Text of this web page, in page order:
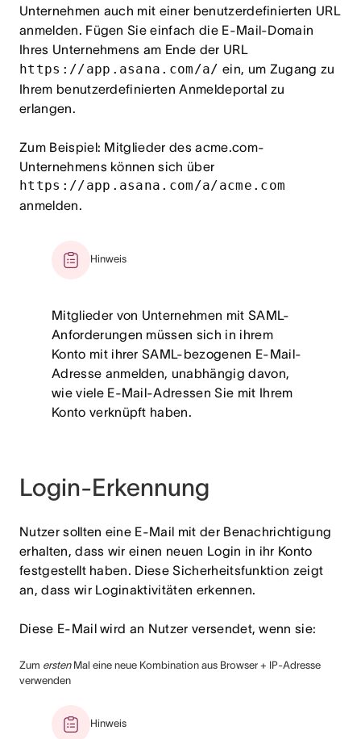
Unternehmen auch mit einer benutzerdefinierten URL
anmelden. Fügen Sie einfach die E-Mail-Domain
Ihres Unternehmens am Ende der URL
https://app.asana.com/a/ ein, um Zugang zu
Ihrem benutzerdefinierten Anmeldeportal zu
erlangen.
Zum Beispiel: Mitglieder des acme.com-
Unternehmens können sich über
https://app.asana.com/a/acme.com
anmelden.
Hinweis
Mitglieder von Unternehmen mit SAML-
Anforderungen müssen sich in ihrem
Konto mit ihrer SAML-bezogenen E-Mail-
Adresse anmelden, unabhängig davon,
wie viele E-Mail-Adressen Sie mit Ihrem
Konto verknüpft haben.
Login-Erkennung
Nutzer sollten eine E-Mail mit der Benachrichtigung
erhalten, dass wir einen neuen Login in ihr Konto
festgestellt haben. Diese Sicherheitsfunktion zeigt
an, dass wir Loginaktivitäten erkennen.
Diese E-Mail wird an Nutzer versendet, wenn sie:
Zum erstenMal eine neue Kombination aus Browser + IP-Adresse
verwenden
Hinweis